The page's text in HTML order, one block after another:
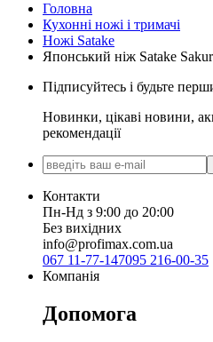
Головна
Кухонні ножі і тримачі
Ножі Satake
Японський ніж Satake
Підписуйтесь і будьте
Новинки, цікаві новини,
рекомендації
Контакти
Пн-Нд з 9:00 до 20:00
Без вихідних
info@profimax.com.ua
067 11-77-147095 216-00-35
Компанія
Допомога